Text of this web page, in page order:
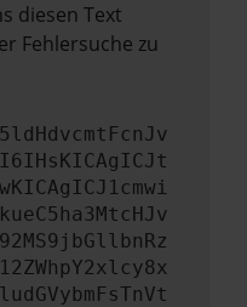
diesen Text
Fehlersuche zu